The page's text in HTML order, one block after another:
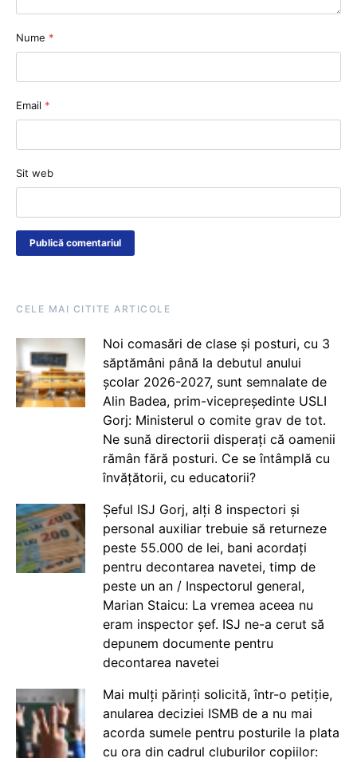
Nume *
Email *
Sit web
CELE MAI CITITE ARTICOLE
Noi comasări de clase și posturi, cu 3
săptămâni până la debutul anului
școlar 2026-2027, sunt semnalate de
Alin Badea, prim-vicepreședinte USLI
Gorj: Ministerul o comite grav de tot.
Ne sună directorii disperați că oamenii
rămân fără posturi. Ce se întâmplă cu
învățătorii, cu educatorii?
Șeful ISJ Gorj, alți 8 inspectori și
personal auxiliar trebuie să returneze
peste 55.000 de lei, bani acordați
pentru decontarea navetei, timp de
peste un an / Inspectorul general,
Marian Staicu: La vremea aceea nu
eram inspector șef. ISJ ne-a cerut să
depunem documente pentru
decontarea navetei
Mai mulți părinți solicită, într-o petiție,
anularea deciziei ISMB de a nu mai
acorda sumele pentru posturile la plata
cu ora din cadrul cluburilor copiilor: